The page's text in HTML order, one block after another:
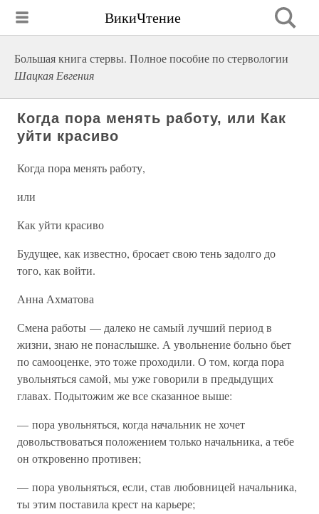
ВикиЧтение
Большая книга стервы. Полное пособие по стервологии
Шацкая Евгения
Когда пора менять работу, или Как
уйти красиво
Когда пора менять работу,
или
Как уйти красиво
Будущее, как известно, бросает свою тень задолго до
того, как войти.
Анна Ахматова
Смена работы — далеко не самый лучший период в
жизни, знаю не понаслышке. А увольнение больно бьет
по самооценке, это тоже проходили. О том, когда пора
увольняться самой, мы уже говорили в предыдущих
главах. Подытожим же все сказанное выше:
— пора увольняться, когда начальник не хочет
довольствоваться положением только начальника, а тебе
он откровенно противен;
— пора увольняться, если, став любовницей начальника,
ты этим поставила крест на карьере;